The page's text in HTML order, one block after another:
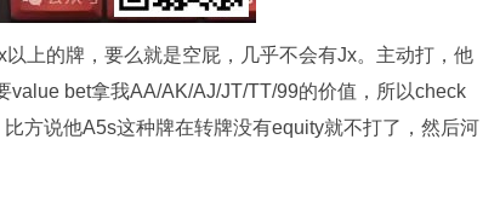
上的牌，要么就是空屁，几乎不会有Jx。主动打，他
bet拿我AA/AK/AJ/JT/TT/99的价值，所以check
方说他A5s这种牌在转牌没有equity就不打了，然后河